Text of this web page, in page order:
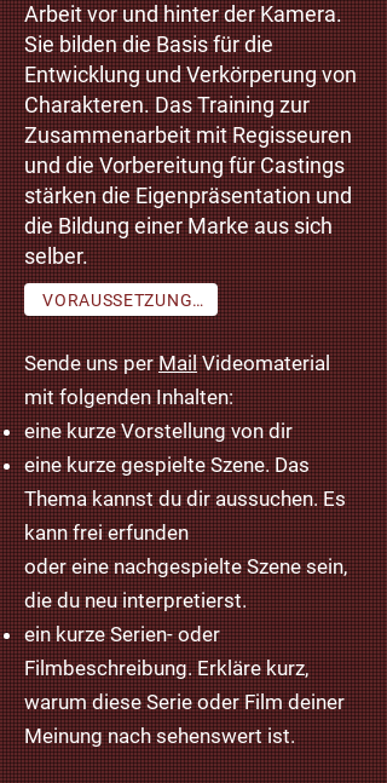
Arbeit vor und hinter der Kamera.
Sie bilden die Basis für die
Entwicklung und Verkörperung von
Charakteren. Das Training zur
Zusammenarbeit mit Regisseuren
und die Vorbereitung für Castings
stärken die Eigenpräsentation und
die Bildung einer Marke aus sich
selber.
VORAUSSETZUNGEN
Sende uns perMail Videomaterial
mit folgenden Inhalten:
eine kurze Vorstellung von dir
eine kurze gespielte Szene. Das
Thema kannst du dir aussuchen. Es
kann frei erfunden
oder eine nachgespielte Szene sein,
die du neu interpretierst.
ein kurze Serien- oder
Filmbeschreibung. Erkläre kurz,
warum diese Serie oder Film deiner
Meinung nach sehenswert ist.